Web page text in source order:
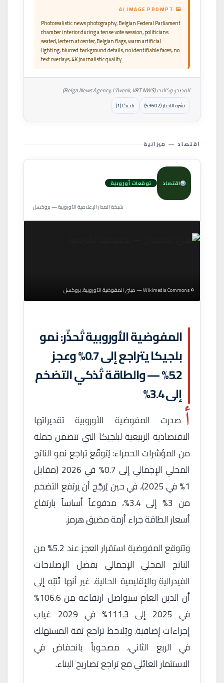
🖼 AI IMAGE PROMPT
Photorealistic news photography, Belgian Federal Parliament
chamber interior during a tense vote session, politicians
seated, lectern at center, Belgian flags, warm artificial
lighting, blurred background details, no identifiable faces, no
text overlays, 4K journalistic quality.
المصدر: وكالات (Belga News Agency, L’Avenir, VRT NWS)
نشرة الاخبار (53602) بلجيكا (1)
اقتصاد — ميزانية
اقتصاد توقعات أوروبية
شبكة المدار الإعلامية الأوروبية — بروكسل
© Wikimedia Commons — مبنى المفوضية الأوروبية، بروكسل
المفوضية الأوروبية تُحذّر: نمو
بلجيكا يتراجع إلى 0.7% وعجز
5.2% — والطاقة تُذكي التضخم
إلى 3.4%
أ صدرت المفوضية الأوروبية تقديراتها
الاقتصادية الربيعية لبلجيكا التي تتضمن جملة
من المؤشرات الحمراء: يُتوقّع تراجع نمو الناتج
المحلي الإجمالي إلى 0.7% في 2026 (مقابل
1% في 2025)، في حين يُرجَّح أن يرتفع التضخم
من 3% إلى 3.4%، مدفوعاً أساساً بارتفاع
أسعار الطاقة جراء أزمة مضيق هرمز.
وتتوقع المفوضية استقرار العجز عند 5.2% من
الناتج المحلي الإجمالي بفضل الإصلاحات
الفيدرالية والإقليمية الحالية. غير أنها تُنبّه إلى
أن الدين العام سيواصل ارتفاعه من 106.6%
في 2025 إلى 111.3% في 2029 غياب
إجراءات إضافية. ويُلاحَظ تراجع ثقة المستهلك
في الربع الثاني، مصحوباً بانخفاض في
الاستثمار العائلي مع تراجع تصاريح البناء.